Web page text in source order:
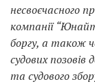
несвоєчасного
компанії
боргу, а також
судових
та судового